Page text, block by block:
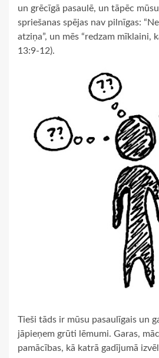
un grēcīgā pasaulē, un tāpēc
spriešanas spējas nav pilnīgas:
atziņa”, un mēs “redzam mīklaini,
13:9-12).
Tieši tāds ir mūsu pasaulīgais un
jāpieņem grūti lēmumi. Garas,
pamācības, kā katrā gadījumā